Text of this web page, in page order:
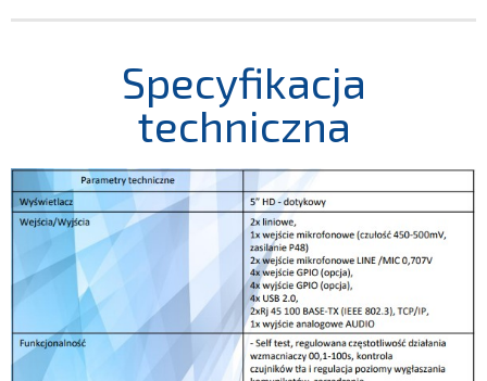
Specyfikacja
techniczna